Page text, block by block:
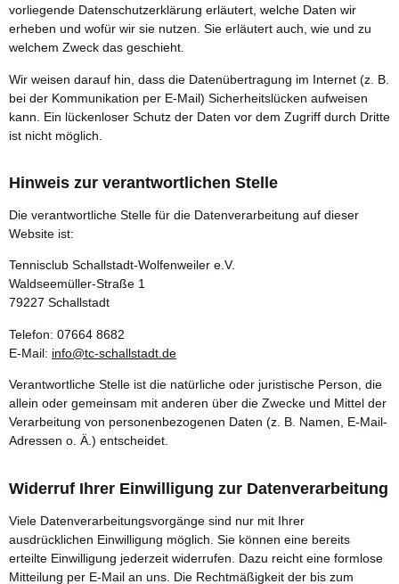
vorliegende Datenschutzerklärung erläutert, welche Daten wir
erheben und wofür wir sie nutzen. Sie erläutert auch, wie und zu
welchem Zweck das geschieht.
Wir weisen darauf hin, dass die Datenübertragung im Internet (z. B.
bei der Kommunikation per E-Mail) Sicherheitslücken aufweisen
kann. Ein lückenloser Schutz der Daten vor dem Zugriff durch Dritte
ist nicht möglich.
Hinweis zur verantwortlichen Stelle
Die verantwortliche Stelle für die Datenverarbeitung auf dieser
Website ist:
Tennisclub Schallstadt-Wolfenweiler e.V.
Waldseemüller-Straße 1
79227 Schallstadt
Telefon: 07664 8682
E-Mail: info@tc-schallstadt.de
Verantwortliche Stelle ist die natürliche oder juristische Person, die
allein oder gemeinsam mit anderen über die Zwecke und Mittel der
Verarbeitung von personenbezogenen Daten (z. B. Namen, E-Mail-
Adressen o. Ä.) entscheidet.
Widerruf Ihrer Einwilligung zur Datenverarbeitung
Viele Datenverarbeitungsvorgänge sind nur mit Ihrer
ausdrücklichen Einwilligung möglich. Sie können eine bereits
erteilte Einwilligung jederzeit widerrufen. Dazu reicht eine formlose
Mitteilung per E-Mail an uns. Die Rechtmäßigkeit der bis zum